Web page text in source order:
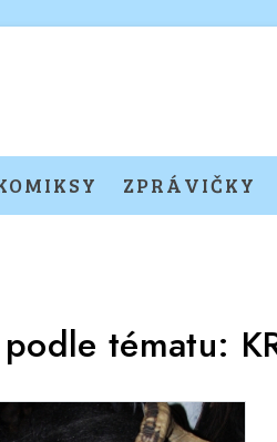
ZPRÁVIČKY
tématu: